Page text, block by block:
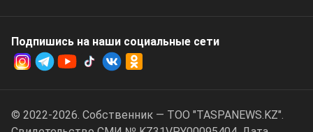
Подпишись на наши социальные cети
© 2022-2026. Собственник — ТОО "TASPANEWS.KZ".